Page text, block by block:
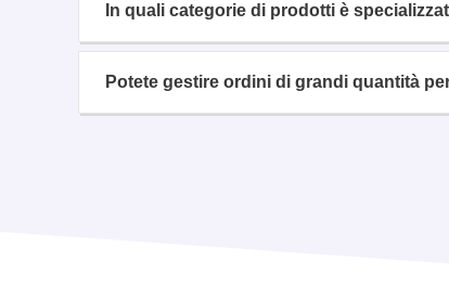
In quali categorie di prodotti è
Potete gestire ordini di grandi quantità